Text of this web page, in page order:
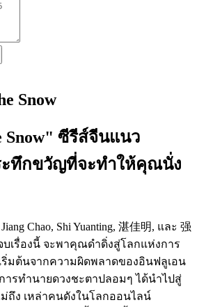
Snow
Snow" ซีรีส์จีนแนว
ทึกขวัญที่จะทำให้คุณนั่ง
Chao, Shi Yuanting, 湛佳明, และ 强
บเรื่องนี้ จะพาคุณดำดิ่งสู่โลกแห่งการ
มต้นจากความผิดพลาดของอินฟลูเอน
ารทำนายดวงชะตาปลอมๆ ได้นำไปสู่
ถึง เหล่าคนดังในโลกออนไลน์